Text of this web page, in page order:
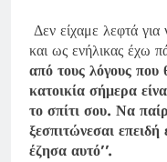
Δεν είχαμε λεφτά για
και ως ενήλικας έχω
από τους λόγους
κατοικία σήμερα
το σπίτι σου. Να
ξεσπιτώνεσαι
έζησα αυτό’’.